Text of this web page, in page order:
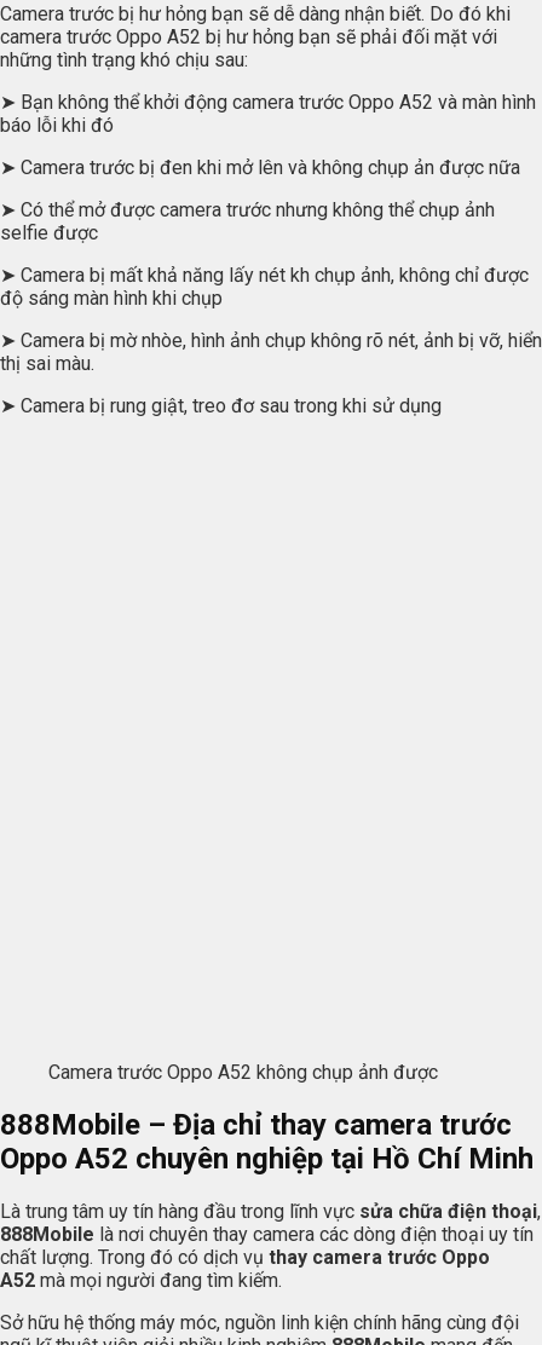
Camera trước bị hư hỏng bạn sẽ dễ dàng nhận biết. Do đó khi
camera trước Oppo A52 bị hư hỏng bạn sẽ phải đối mặt với
những tình trạng khó chịu sau:
➤ Bạn không thể khởi động camera trước Oppo A52 và màn hình
báo lỗi khi đó
➤ Camera trước bị đen khi mở lên và không chụp ản được nữa
➤ Có thể mở được camera trước nhưng không thể chụp ảnh
selfie được
➤ Camera bị mất khả năng lấy nét kh chụp ảnh, không chỉ được
độ sáng màn hình khi chụp
➤ Camera bị mờ nhòe, hình ảnh chụp không rõ nét, ảnh bị vỡ, hiển
thị sai màu.
➤ Camera bị rung giật, treo đơ sau trong khi sử dụng
Camera trước Oppo A52 không chụp ảnh được
888Mobile – Địa chỉ thay camera trước
Oppo A52 chuyên nghiệp tại Hồ Chí Minh
Là trung tâm uy tín hàng đầu trong lĩnh vực sửa chữa điện thoại,
888Mobile là nơi chuyên thay camera các dòng điện thoại uy tín
chất lượng. Trong đó có dịch vụ thay camera trước Oppo
A52 mà mọi người đang tìm kiếm.
Sở hữu hệ thống máy móc, nguồn linh kiện chính hãng cùng đội